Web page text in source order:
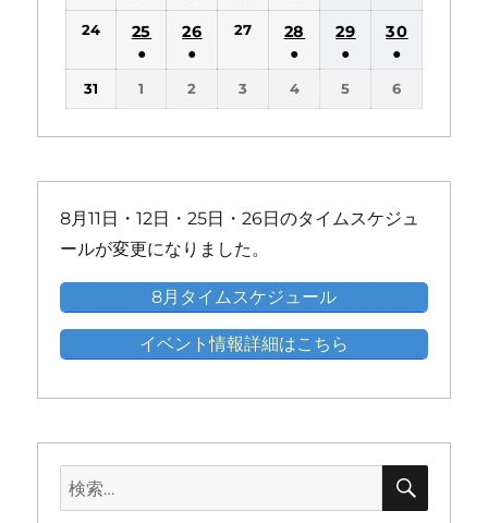
ン
ト)
ン
ン
ト)
ン
ト)
ン
ト)
の
イ
ン
ト)
の
イ
ベ
ン
ト)
の
イ
ン
ト)
の
イ
ベ
ン
ト)
の
イ
ベ
ン
ト)
の
イ
ベ
ン
ト)
(1
件
イ
ン
(1
件
イ
ン
(1
イ
ン
(1
件
イ
ン
(1
件
イ
ン
(1
件
イ
ン
24
25
●
ト)
26
●
ト)
27
28
●
ト)
29
●
ト)
30
●
ト)
31 1 2 3 4 5 6
8月11日・12日・25日・26日のタイムスケジュ
ールが変更になりました。
8月タイムスケジュール
イベント情報詳細はこちら
検
索:
検